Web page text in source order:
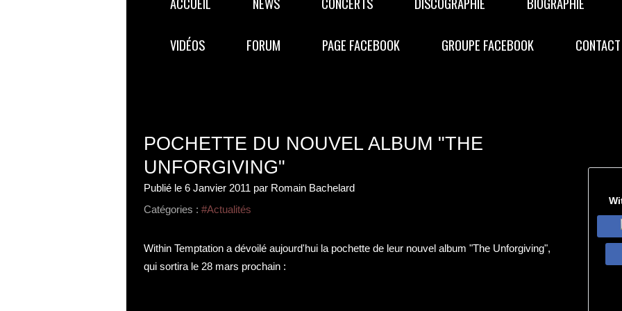
VIDÉOS FORUM PAGE FACEBOOK GROUPE FACEBOOK CONTACT
POCHETTE DU NOUVEL ALBUM "THE
UNFORGIVING"
Publié le 6 Janvier 2011 par Romain Bachelard
Catégories : #Actualités
Within Temptation a dévoilé aujourd'hui la pochette de leur nouvel album "The Unforgiving",
qui sortira le 28 mars prochain :